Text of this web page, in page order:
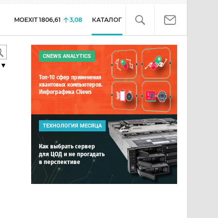
MOEXIT 1806,61 3,08 КАТАЛОГ
CNEWS ANALYTICS
Топ-10 сфер применения
квантовых компьютеров.
Инфографика CNews
ТЕХНОЛОГИЯ МЕСЯЦА
Как выбрать сервер
для ЦОД и не прогадать
в перспективе